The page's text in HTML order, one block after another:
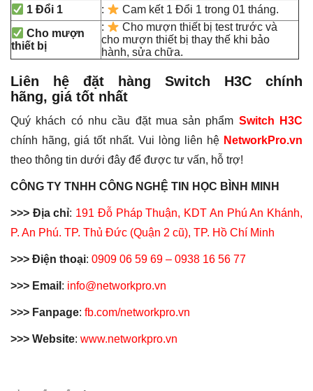
1 Đổi 1
:
Cam kết 1 Đổi 1 trong 01 tháng.
Cho mượn
thiết bị
:
Cho mượn thiết bị test trước và
cho mượn thiết bị thay thế khi bảo
hành, sửa chữa.
Liên hệ đặt hàng Switch H3C chính
hãng, giá tốt nhất
Quý khách có nhu cầu đặt mua sản phẩm Switch H3C
chính hãng, giá tốt nhất. Vui lòng liên hệ NetworkPro.vn
theo thông tin dưới đây để được tư vấn, hỗ trợ!
CÔNG TY TNHH CÔNG NGHỆ TIN HỌC BÌNH MINH
>>> Địa chỉ: 191 Đỗ Pháp Thuận, KDT An Phú An Khánh,
P. An Phú. TP. Thủ Đức (Quận 2 cũ), TP. Hồ Chí Minh
>>> Điện thoại: 0909 06 59 69 – 0938 16 56 77
>>> Email : info@networkpro.vn
>>> Fanpage: fb.com/networkpro.vn
>>> Website: www.networkpro.vn
port gigabit
switch 24 port managed